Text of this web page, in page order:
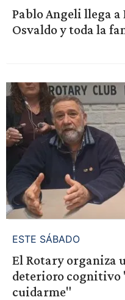
Pablo Angeli llega
Osvaldo y toda la
ESTE SÁBADO
El Rotary organiza
deterioro cognitivo
cuidarme"